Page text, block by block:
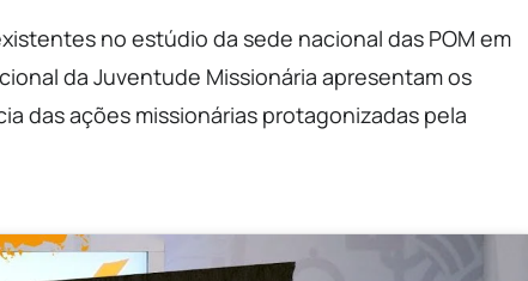
no estúdio da sede nacional das POM em
da Juventude Missionária apresentam os
das ações missionárias protagonizadas pela